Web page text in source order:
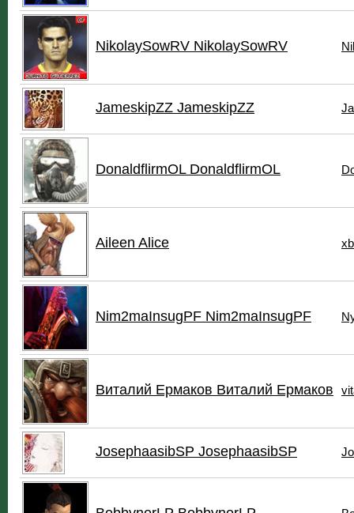
NikolaySowRV NikolaySowRV
JameskipZZ JameskipZZ
DonaldflirmOL DonaldflirmOL
Aileen Alice
Nim2maInsugPF Nim2maInsugPF
Виталий Ермаков Виталий Ермаков
JosephaasibSP JosephaasibSP